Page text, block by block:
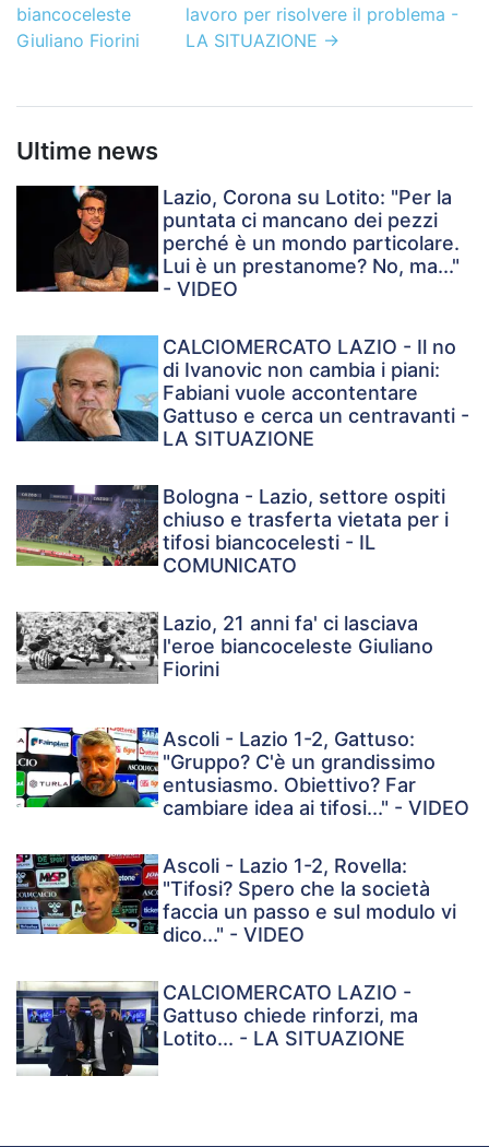
biancoceleste
Giuliano Fiorini
lavoro per risolvere il problema -
LA SITUAZIONE →
Ultime news
Lazio, Corona su Lotito: "Per la
puntata ci mancano dei pezzi
perché è un mondo particolare.
Lui è un prestanome? No, ma..."
- VIDEO
CALCIOMERCATO LAZIO - Il no
di Ivanovic non cambia i piani:
Fabiani vuole accontentare
Gattuso e cerca un centravanti -
LA SITUAZIONE
Bologna - Lazio, settore ospiti
chiuso e trasferta vietata per i
tifosi biancocelesti - IL
COMUNICATO
Lazio, 21 anni fa' ci lasciava
l'eroe biancoceleste Giuliano
Fiorini
Ascoli - Lazio 1-2, Gattuso:
"Gruppo? C'è un grandissimo
entusiasmo. Obiettivo? Far
cambiare idea ai tifosi..." - VIDEO
Ascoli - Lazio 1-2, Rovella:
"Tifosi? Spero che la società
faccia un passo e sul modulo vi
dico..." - VIDEO
CALCIOMERCATO LAZIO -
Gattuso chiede rinforzi, ma
Lotito... - LA SITUAZIONE